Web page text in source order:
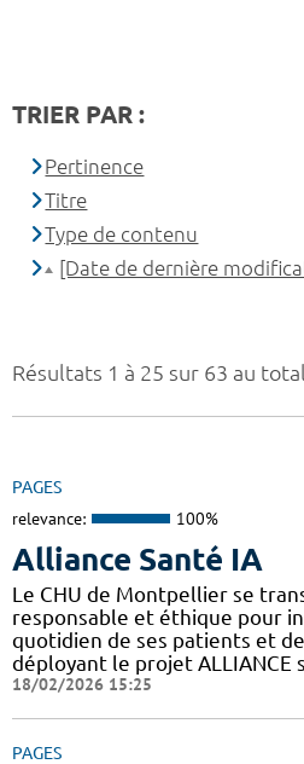
Résultats 1 à 25 sur 63 au total
PAGES
relevance: 100%
Alliance Santé IA
Le CHU de Montpellier se
responsable et éthique pour
quotidien de ses patients et
déployant le projet ALLIANCE
18/02/2026 15:25
PAGES
TRIER PAR :
Pertinence
Titre
Type de contenu
[Date de dernière